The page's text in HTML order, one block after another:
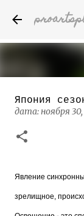
Бумажные
художника
дата:
Япония
дата:ноября
Явление
зрелищное,